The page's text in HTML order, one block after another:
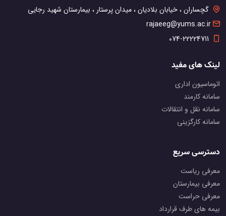
گچساران ، خیابان بلادیان ، میدان پرستار ، بیمارستان شهید رجایی
rajaeeg@yums.ac.ir
لینک های مفید
اتوماسیون اداری
سامانه کارمند
سامانه نقل و انتقالات
سامانه کارگزینی
دسترسی سریع
معرفی ریاست
معرفی بیمارستان
معرفی حراست
بیمه های طرف قرارداد